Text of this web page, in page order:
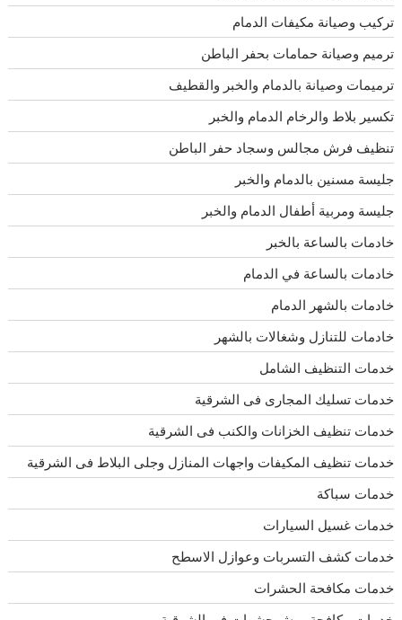
تركيب وصيانة مكيفات الدمام
ترميم وصيانة حمامات بحفر الباطن
ترميمات وصيانة بالدمام والخبر والقطيف
تكسير بلاط والرخام الدمام والخبر
تنظيف فرش مجالس وسجاد حفر الباطن
جليسة مسنين بالدمام والخبر
جليسة ومربية أطفال الدمام والخبر
خادمات بالساعة بالخبر
خادمات بالساعة في الدمام
خادمات بالشهر الدمام
خادمات للتنازل وشغالات بالشهر
خدمات التنظيف الشامل
خدمات تسليك المجارى فى الشرقية
خدمات تنظيف الخزانات والكنب فى الشرقية
خدمات تنظيف المكيفات واجهات المنازل وجلى البلاط فى الشرقية
خدمات سباكة
خدمات غسيل السيارات
خدمات كشف التسربات وعوازل الاسطح
خدمات مكافحة الحشرات